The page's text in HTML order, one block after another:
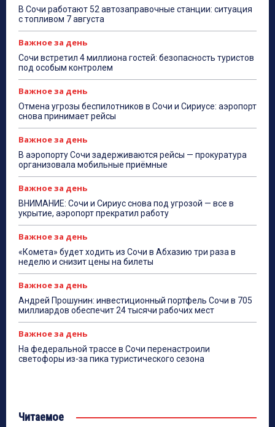
В Сочи работают 52 автозаправочные станции: ситуация
с топливом 7 августа
Важное за день
Сочи встретил 4 миллиона гостей: безопасность туристов
под особым контролем
Важное за день
Отмена угрозы беспилотников в Сочи и Сириусе: аэропорт
снова принимает рейсы
Важное за день
В аэропорту Сочи задерживаются рейсы — прокуратура
организовала мобильные приёмные
Важное за день
ВНИМАНИЕ: Сочи и Сириус снова под угрозой — все в
укрытие, аэропорт прекратил работу
Важное за день
«Комета» будет ходить из Сочи в Абхазию три раза в
неделю и снизит цены на билеты
Важное за день
Андрей Прошунин: инвестиционный портфель Сочи в 705
миллиардов обеспечит 24 тысячи рабочих мест
Важное за день
На федеральной трассе в Сочи перенастроили
светофоры из-за пика туристического сезона
Читаемое